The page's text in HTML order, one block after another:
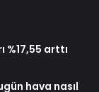
%17,55 arttı
hava nasıl